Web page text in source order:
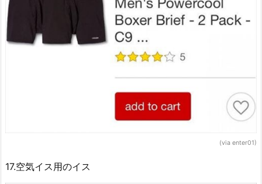
(via enter01)
17.空気イス用のイス